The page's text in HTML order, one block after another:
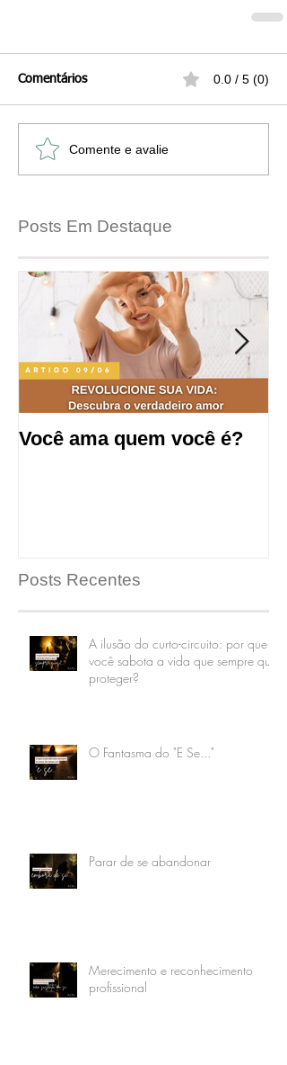
Comentários 0.0 / 5 (0)
Comente e avalie
Posts Em Destaque
Você ama quem você é?
Posts Recentes
A ilusão do curto-circuito: por que
você sabota a vida que sempre quis
proteger?
O Fantasma do "E Se..."
Parar de se abandonar
Merecimento e reconhecimento
profissional